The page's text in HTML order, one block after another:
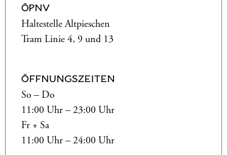
ÖPNV
Haltestelle Altpieschen
Tram Linie 4, 9 und 13
ÖFFNUNGSZEITEN
So – Do
11:00 Uhr – 23:00 Uhr
Fr + Sa
11:00 Uhr – 24:00 Uhr